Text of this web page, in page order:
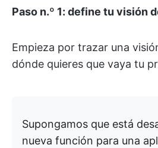
Paso n.º 1: define tu visión
Empieza por trazar una
dónde quieres que vaya tu
Supongamos que está
nueva función para una